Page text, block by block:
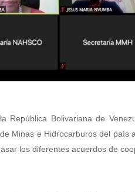
Bolivariana de
Minas e Hidrocarburos del país
los diferentes acuerdos de